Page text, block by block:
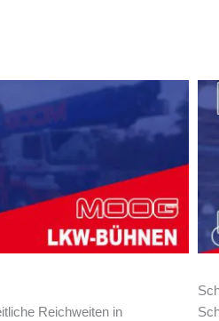
Reichweiten in